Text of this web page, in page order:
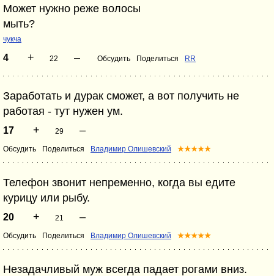
Может нужно реже волосы
мыть?
чукча
4 + 22 – Обсудить Поделиться RR
Заработать и дурак сможет, а вот получить не
работая - тут нужен ум.
17 + 29 –
Обсудить Поделиться Владимир Олишевский ★★★★★
Телефон звонит непременно, когда вы едите
курицу или рыбу.
20 + 21 –
Обсудить Поделиться Владимир Олишевский ★★★★★
Незадачливый муж всегда падает рогами вниз.